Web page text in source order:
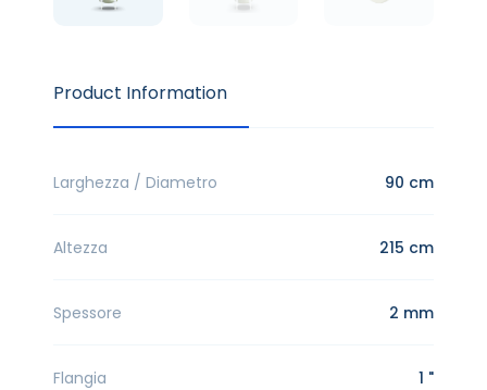
Product Information
Larghezza / Diametro 90 cm
Altezza 215 cm
Spessore 2 mm
Flangia 1 "